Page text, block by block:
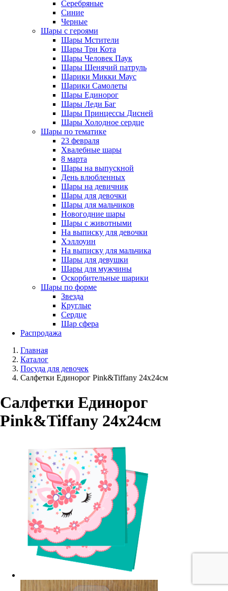
Серебряные
Синие
Черные
Шары с героями
Шары Мстители
Шары Три Кота
Шары Человек Паук
Шары Щенячий патруль
Шарики Микки Маус
Шарики Самолеты
Шары Единорог
Шары Леди Баг
Шары Принцессы Дисней
Шары Холодное сердце
Шары по тематике
23 февраля
Хвалебные шары
8 марта
Шары на выпускной
День влюбленных
Шары на девичник
Шары для девочки
Шары для мальчиков
Новогодние шары
Шары с животными
На выписку для девочки
Хэллоуин
На выписку для мальчика
Шары для девушки
Шары для мужчины
Оскорбительные шарики
Шары по форме
Звезда
Круглые
Сердце
Шар сфера
Распродажа
Главная
Каталог
Посуда для девочек
Салфетки Единорог Pink&Tiffany 24х24см
Салфетки Единорог
Pink&Tiffany 24х24см